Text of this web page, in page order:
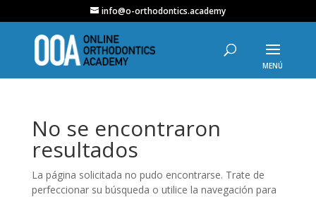
info@o-orthodontics.academy
No se encontraron
resultados
La página solicitada no pudo encontrarse. Trate de
perfeccionar su búsqueda o utilice la navegación para